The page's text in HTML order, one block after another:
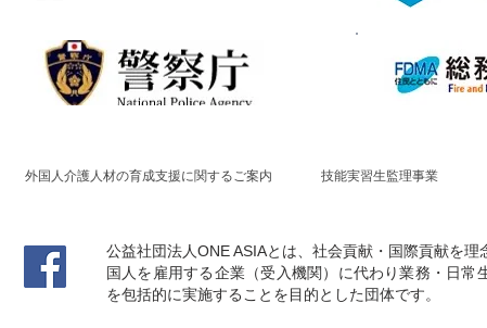
外国人介護人材の育成支援に関するご案内 技能実習生監理事業
公益社団法人ONE ASIAとは、社会貢献・国際貢献を理
国人を雇用する企業（受入機関）に代わり業務・日常
を包括的に実施することを目的とした団体です。